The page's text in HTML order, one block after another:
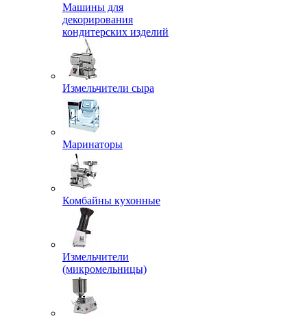
Машины для
декорирования
кондитерских изделий
Измельчители сыра
Маринаторы
Комбайны кухонные
Измельчители
(микромельницы)